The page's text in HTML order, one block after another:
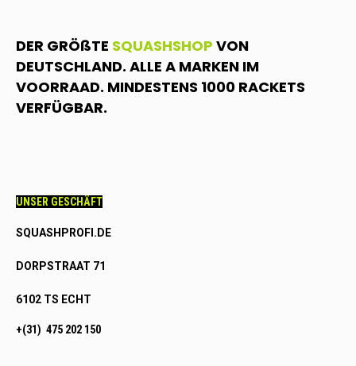
DER GRÖßTE SQUASHSHOP VON
DEUTSCHLAND. ALLE A MARKEN IM
VOORRAAD. MINDESTENS 1000 RACKETS
VERFÜGBAR.
UNSER GESCHÄFT
SQUASHPROFI.DE
DORPSTRAAT 71
6102 TS ECHT
+(31) 475 202 150